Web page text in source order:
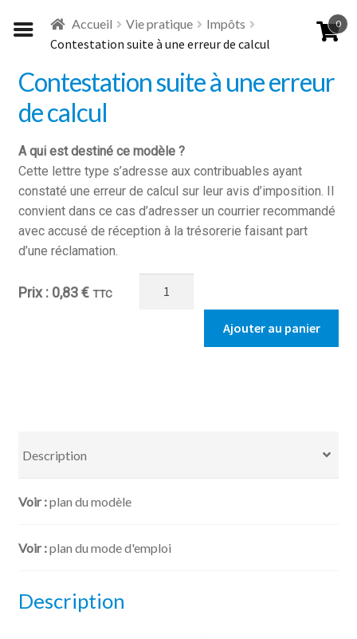
à
navigation
au
contenu
Accueil Vie pratique Impôts
Contestation suite à une erreur de calcul
Contestation suite à une erreur
de calcul
A qui est destiné ce modèle ?
Cette lettre type s’adresse aux contribuables ayant
constaté une erreur de calcul sur leur avis d’imposition. Il
convient dans ce cas d’adresser un courrier recommandé
avec accusé de réception à la trésorerie faisant part
d’une réclamation.
Ajouter au panier
0,83€ TTC
Description
plan du modèle
plan du mode d'emploi
Description
0